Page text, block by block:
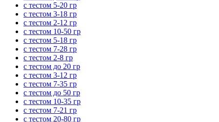
с тестом 5-20 гр
с тестом 3-18 гр
с тестом 2-12 гр
с тестом 10-50 гр
с тестом 5-18 гр
с тестом 7-28 гр
с тестом 2-8 гр
с тестом до 20 гр
с тестом 3-12 гр
с тестом 7-35 гр
с тестом до 50 гр
с тестом 10-35 гр
с тестом 7-21 гр
с тестом 20-80 гр